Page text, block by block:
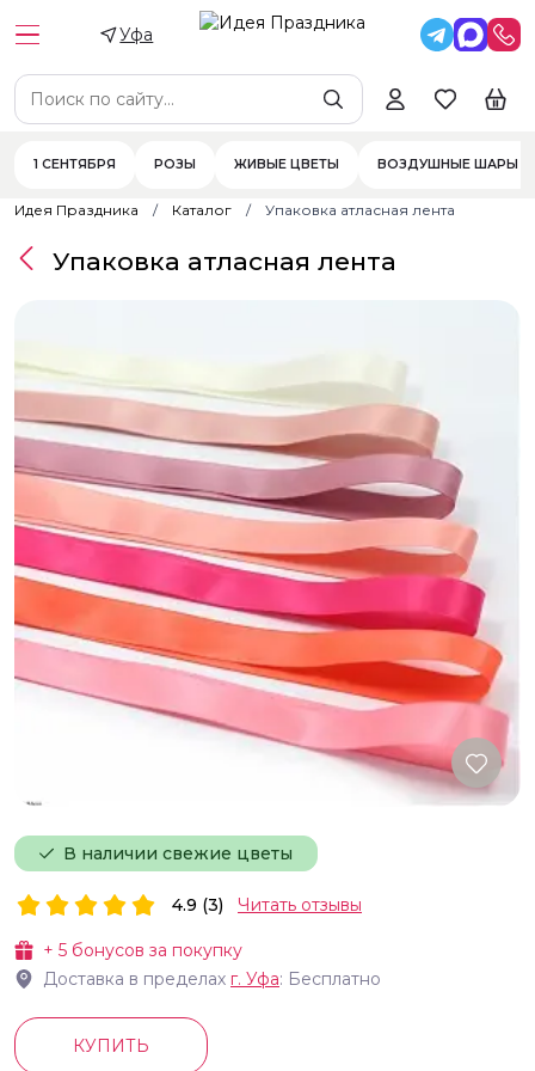
Уфа
1 СЕНТЯБРЯ РОЗЫ ЖИВЫЕ ЦВЕТЫ ВОЗДУШНЫЕ ШАРЫ
Идея Праздника Каталог Упаковка атласная лента
В наличии свежие цветы
Упаковка атласная лента
+ 5 бонусов за покупку
Доставка в пределах г. Уфа: Бесплатно
4.9 (3) Читать отзывы
КУПИТЬ